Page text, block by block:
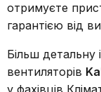
отримуєте
гарантією від
Більш
вентиляторів
у фахівців